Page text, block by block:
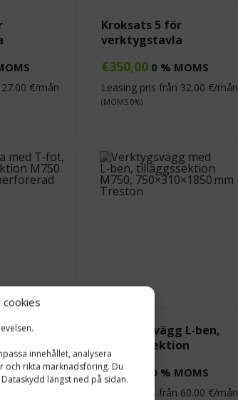
innehållet, analysera
och rikta marknadsföring. Du
längst ned på sidan.
27.00 €/mån
Kroksats 5 för
verktygstavla
€350,00 0 % MOMS
Leasing pris från 32.00 €/mån
(MOMS 0%)
Verktygsvägg L‑ben,
tilläggssektion
€ 670,00 0 % MOMS
Leasing pris från 60.00 €/mån